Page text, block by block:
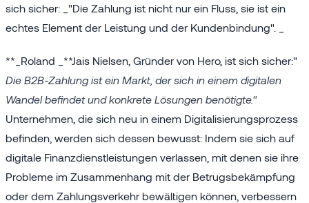
sich sicher: _"Die Zahlung ist nicht nur ein Fluss, sie ist ein
echtes Element der Leistung und der Kundenbindung". _
**_Roland _**Jais Nielsen, Gründer von Hero, ist sich sicher:"
Die B2B-Zahlung ist ein Markt, der sich in einem digitalen
Wandel befindet und konkrete Lösungen benötigte."
Unternehmen, die sich neu in einem Digitalisierungsprozess
befinden, werden sich dessen bewusst: Indem sie sich auf
digitale Finanzdienstleistungen verlassen, mit denen sie ihre
Probleme im Zusammenhang mit der Betrugsbekämpfung
oder dem Zahlungsverkehr bewältigen können, verbessern